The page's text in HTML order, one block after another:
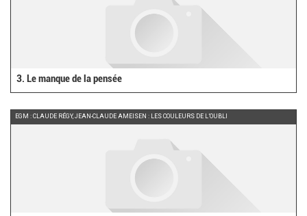
3. Le manque de la pensée
EGM : CLAUDE RÉGY, JEAN-CLAUDE AMEISEN : LES COULEURS DE L’OUBLI